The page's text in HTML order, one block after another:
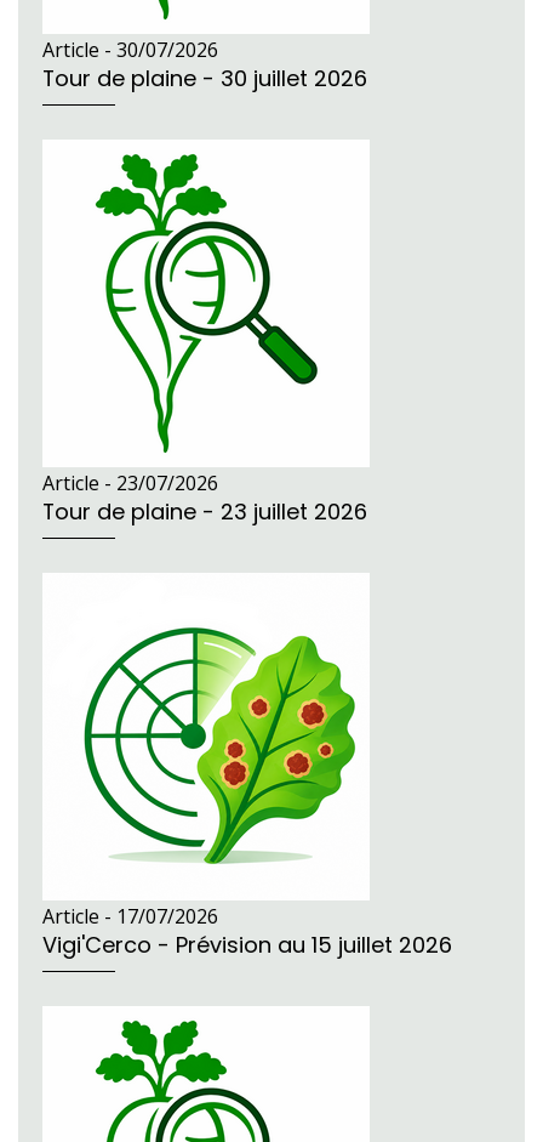
Article - 30/07/2026
Tour de plaine - 30 juillet 2026
Article - 23/07/2026
Tour de plaine - 23 juillet 2026
Article - 17/07/2026
Vigi'Cerco - Prévision au 15 juillet 2026